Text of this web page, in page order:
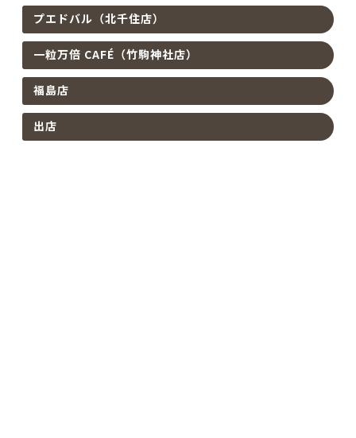
プエドバル（北千住店）
一粒万倍 CAFÉ（竹駒神社店）
福島店
出店